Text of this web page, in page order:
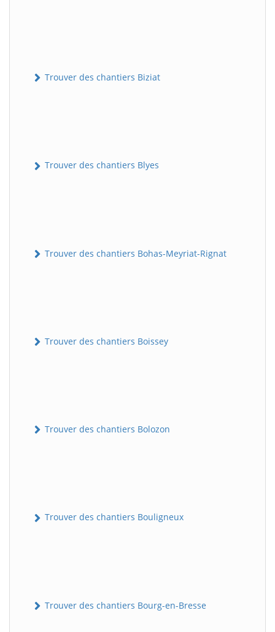
Trouver des chantiers Biziat
Trouver des chantiers Blyes
Trouver des chantiers Bohas-Meyriat-Rignat
Trouver des chantiers Boissey
Trouver des chantiers Bolozon
Trouver des chantiers Bouligneux
Trouver des chantiers Bourg-en-Bresse